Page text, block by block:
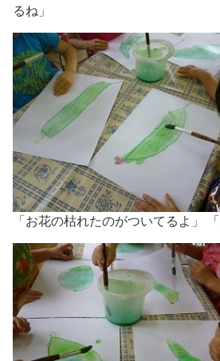
るね」
「お花の枯れたのがついてるよ」